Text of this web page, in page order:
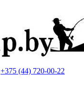
+375 (44) 720-00-22